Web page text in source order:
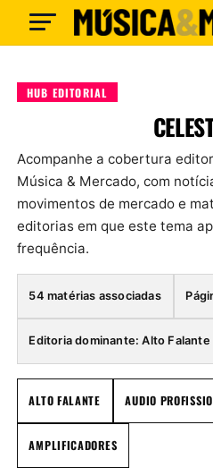
HUB EDITORIAL
Acompanhe a cobertura
Música & Mercado, com
movimentos de mercado e
editorias em que este tema
frequência.
54 matérias associadas
Editoria dominante: Alto Falante
ALTO FALANTE AUDIO
AMPLIFICADORES